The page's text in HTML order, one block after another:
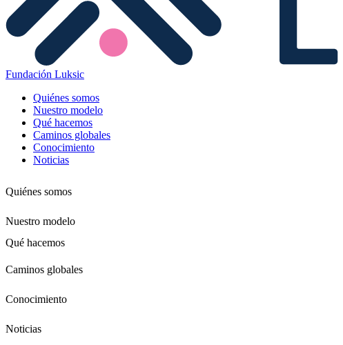
Fundación Luksic
Quiénes somos
Nuestro modelo
Qué hacemos
Caminos globales
Conocimiento
Noticias
Quiénes somos
Nuestro modelo
Qué hacemos
Jóvenes
Adultos
Conservación
Caminos globales
Conocimiento
Noticias